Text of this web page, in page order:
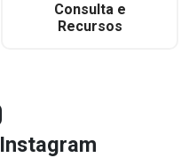
Consulta e
Recursos
Instagram